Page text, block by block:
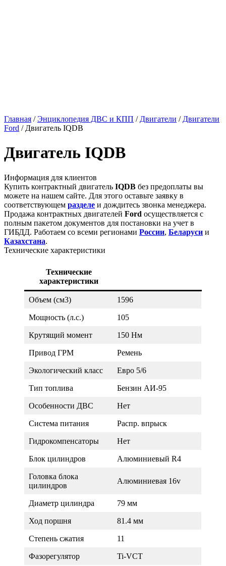
Главная /Энциклопедия ДВС и КПП / Двигатели / Двигатели
Ford / Двигатель IQDB
Двигатель IQDB
Информация для клиентов
Купить контрактный двигатель IQDB без предоплаты вы
можете на нашем сайте. Для этого оставьте заявку в
соответствующем разделе и дождитесь звонка менеджера.
Продажа контрактных двигателей Ford осуществляется с
полным пакетом документов для постановки на учет в
ГИБДД. Работаем со всеми регионами России, Беларуси и
Казахстана.
Технические характеристики
Технические
характеристики
Объем (см3) 1596
Мощность (л.с.) 105
Крутящий момент 150 Нм
Привод ГРМ Ремень
Экологический класс Евро 5/6
Тип топлива Бензин АИ-95
Особенности ДВС Нет
Система питания Распр. впрыск
Гидрокомпенсаторы Нет
Блок цилиндров Алюминиевый R4
Головка блока
цилиндров
Алюминиевая 16v
Диаметр цилиндра 79 мм
Ход поршня 81.4 мм
Степень сжатия 11
Фазорегулятор Ti-VCT